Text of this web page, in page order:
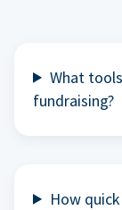
What
fundraising?
How